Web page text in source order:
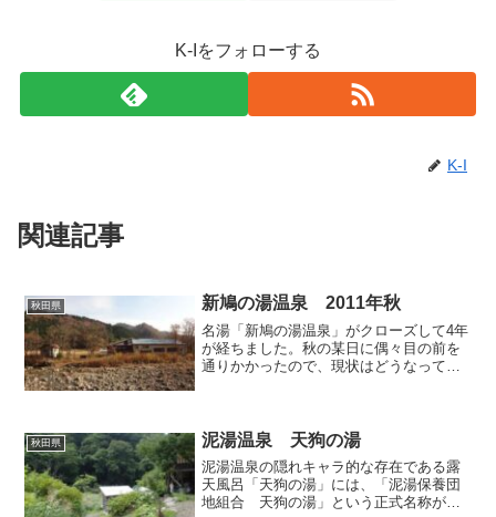
K-Iをフォローする
K-I
関連記事
秋田県 新鳩の湯温泉 2011年秋
名湯「新鳩の湯温泉」がクローズして4年
が経ちました。秋の某日に偶々目の前を
通りかかったので、現状はどうなってい
た翌年にはその吊り橋が...
秋田県 泥湯温泉 天狗の湯
泥湯温泉の隠れキャラ的な存在である露
天風呂「天狗の湯」には、「泥湯保養団
地組合 天狗の湯」という正式名称があ